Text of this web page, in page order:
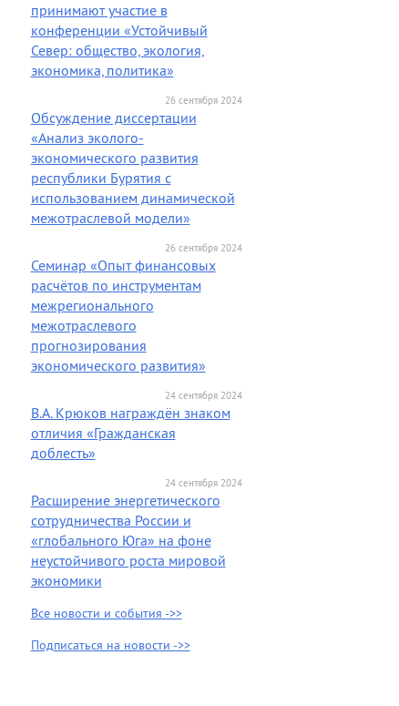
принимают участие в
конференции «Устойчивый
Север: общество, экология,
экономика, политика»
26 сентября 2024
Обсуждение диссертации
«Анализ эколого-
экономического развития
республики Бурятия с
использованием динамической
межотраслевой модели»
26 сентября 2024
Семинар «Опыт финансовых
расчётов по инструментам
межрегионального
межотраслевого
прогнозирования
экономического развития»
24 сентября 2024
В.А. Крюков награждён знаком
отличия «Гражданская
доблесть»
24 сентября 2024
Расширение энергетического
сотрудничества России и
«глобального Юга» на фоне
неустойчивого роста мировой
экономики
Все новости и события ->>
Подписаться на новости ->>